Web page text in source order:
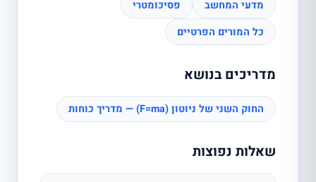
מדעי המחשב
פסיכומטרי
כל המורים הפרטיים
מדריכים בנושא
החוק השני של ניוטון (F=ma) — מדריך כוחות
שאלות נפוצות